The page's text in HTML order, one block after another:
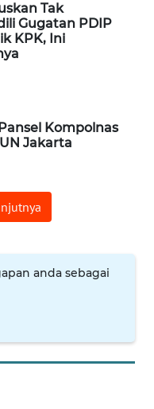
Tak
Gugatan PDIP
KPK, Ini
Kompolnas
Jakarta
anda sebagai